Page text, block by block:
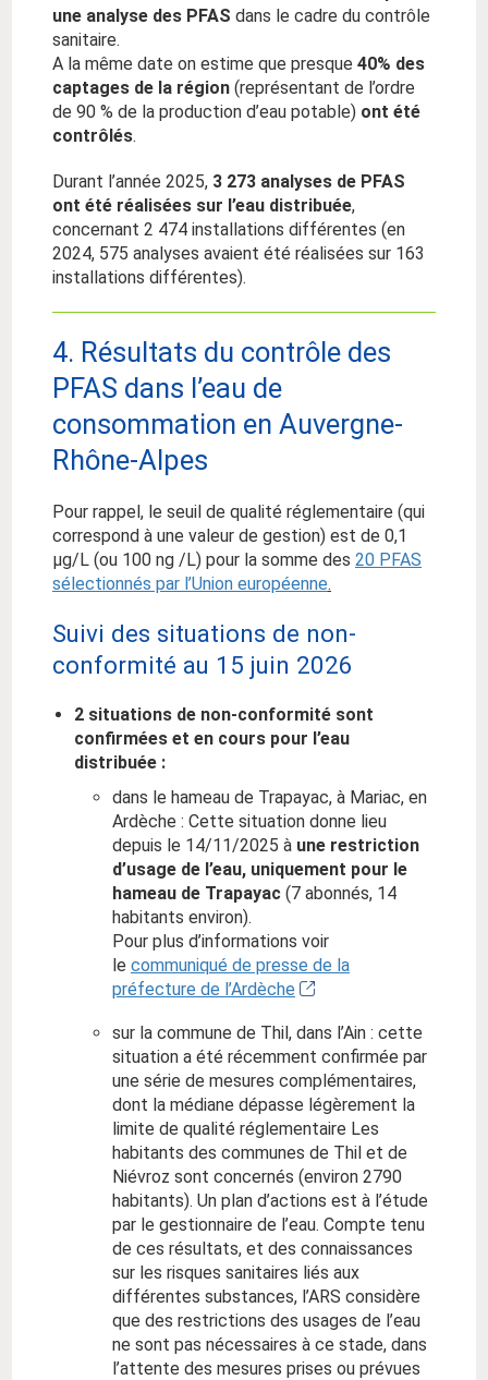
une analyse des PFAS dans le cadre du contrôle
sanitaire.
A la même date on estime que presque 40% des
captages de la région (représentant de l’ordre
de 90 % de la production d’eau potable) ont été
contrôlés.
Durant l’année 2025, 3 273 analyses de PFAS
ont été réalisées sur l’eau distribuée,
concernant 2 474 installations différentes (en
2024, 575 analyses avaient été réalisées sur 163
installations différentes).
4. Résultats du contrôle des
PFAS dans l’eau de
consommation en Auvergne-
Rhône-Alpes
Pour rappel, le seuil de qualité réglementaire (qui
correspond à une valeur de gestion) est de 0,1
µg/L (ou 100 ng /L) pour la somme des 20 PFAS
sélectionnés par l’Union européenne.
Suivi des situations de non-
conformité au 15 juin 2026
2 situations de non-conformité sont
confirmées et en cours pour l’eau
distribuée :
dans le hameau de Trapayac, à Mariac, en
Ardèche : Cette situation donne lieu
depuis le 14/11/2025 à une restriction
d’usage de l’eau, uniquement pour le
hameau de Trapayac (7 abonnés, 14
habitants environ).
Pour plus d’informations voir
le communiqué de presse de la
préfecture de l’Ardèche
sur la commune de Thil, dans l’Ain : cette
situation a été récemment confirmée par
une série de mesures complémentaires,
dont la médiane dépasse légèrement la
limite de qualité réglementaire Les
habitants des communes de Thil et de
Niévroz sont concernés (environ 2790
habitants). Un plan d’actions est à l’étude
par le gestionnaire de l’eau. Compte tenu
de ces résultats, et des connaissances
sur les risques sanitaires liés aux
différentes substances, l’ARS considère
que des restrictions des usages de l’eau
ne sont pas nécessaires à ce stade, dans
l’attente des mesures prises ou prévues